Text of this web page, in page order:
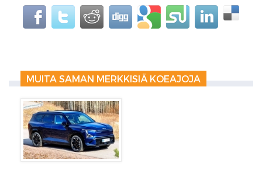
MUITA SAMAN MERKKISIÄ KOEAJOJA